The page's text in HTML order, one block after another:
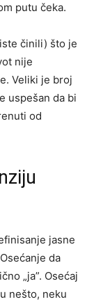
putu čeka.
činili) što je
nije
Veliki je broj
uspešan da bi
od
jasne
da
„ja”. Osećaj
nešto, neku